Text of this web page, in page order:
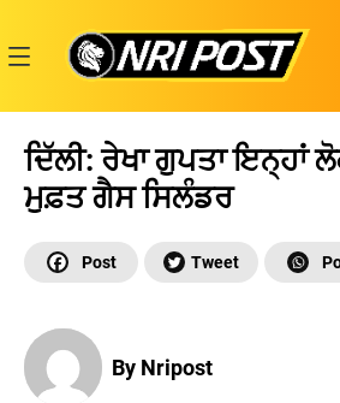
content
ਦਿੱਲੀ: ਰੇਖਾ ਗੁਪਤਾ ਇਨ੍ਹਾਂ
ਮੁਫ਼ਤ ਗੈਸ ਸਿਲੰਡਰ
By Nripost